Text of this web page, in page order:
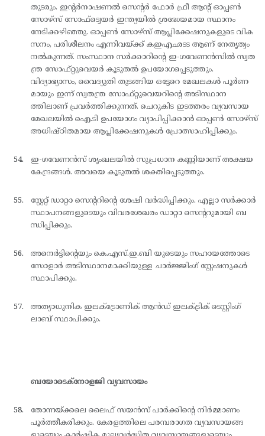
തുടരും. ഇന്റര്‍നാഷണല്‍ സെന്റര്‍ ഫോര്‍ ഫ്രീ ആന്റ് ഓപ്പണ്‍
സോഴ്സ് സോഫ്ട്വെയര്‍ ഇന്ത്യയില്‍ ശ്രദ്ധേയമായ സ്ഥാനം
നേടിക്കഴിഞ്ഞു. ഓപ്പണ്‍ സോഴ്സ് ആപ്ലിക്കേഷനുകളുടെ വിക
സനം, പരിശീലനം എന്നിവയ്ക്ക് കഇഎഛടട ആണ് നേതൃത്വം
നല്‍കുന്നത്. സംസ്ഥാന സര്‍ക്കാറിന്റെ ഇ-ഗവേണന്‍സില്‍ സ്വത
ന്ത്ര സോഫ്റ്റുവെയര്‍ കൂടുതല്‍ ഉപയോഗപ്പെടുത്തും.
വിദ്യാഭ്യാസം, വൈദ്യുതി തുടങ്ങിയ ഒട്ടേറെ മേഖലകള്‍ പൂര്‍ണ
മായും ഇന്ന് സ്വതന്ത്ര സോഫ്റ്റുവെയറിന്റെ അടിസ്ഥാന
ത്തിലാണ് പ്രവര്‍ത്തിക്കുന്നത്. ചെറുകിട ഇടത്തരം വ്യവസായ
മേഖലയില്‍ ഐ.ടി ഉപയോഗം വ്യാപിപ്പിക്കാന്‍ ഓപ്പണ്‍ സോഴ്സ്
അധിഷ്ഠിതമായ ആപ്ലിക്കേഷനുകള്‍ പ്രോത്സാഹിപ്പിക്കും.
ഇ-ഗവേണന്‍സ് ശൃംഖലയില്‍ സുപ്രധാന കണ്ണിയാണ് അക്ഷയ
കേന്ദ്രങ്ങള്‍. അവയെ കൂടുതല്‍ ശക്തിപ്പെടുത്തും.
സ്റ്റേറ്റ് ഡാറ്റാ സെന്ററിന്റെ ശേഷി വര്‍ദ്ധിപ്പിക്കും. എല്ലാ സര്‍ക്കാര്‍
സ്ഥാപനങ്ങളുടെയും വിവരശേഖരം ഡാറ്റാ സെന്ററുമായി ബ
ന്ധിപ്പിക്കും.
അനെര്‍ട്ടിന്റെയും കെ.എസ്.ഇ.ബി യുടെയും സഹായത്തോടെ
സോളാര്‍ അടിസ്ഥാനമാക്കിയുള്ള ചാര്‍ജ്ജിംഗ് സ്റ്റേഷനുകള്‍
സ്ഥാപിക്കും.
അത്യാധുനിക ഇലക്ട്രോണിക് ആന്‍ഡ് ഇലക്ട്രിക് ടെസ്റ്റിംഗ്
ലാബ് സ്ഥാപിക്കും.
ബയോടെക്നോളജി വ്യവസായം
തോന്നയ്ക്കലെ ലൈഫ് സയന്‍സ് പാര്‍ക്കിന്റെ നിര്‍മ്മാണം
പൂര്‍ത്തീകരിക്കും. കേരളത്തിലെ പരമ്പരാഗത വ്യവസായങ്ങ